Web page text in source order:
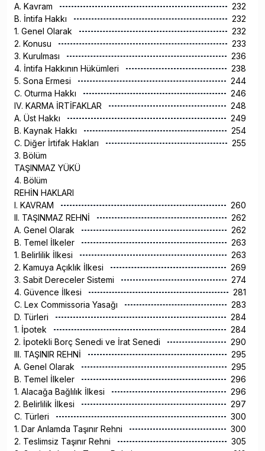
A. Kavram
232
B. İntifa Hakkı
232
1. Genel Olarak
232
2. Konusu
233
3. Kurulması
236
4. İntifa Hakkının Hükümleri
238
5. Sona Ermesi
244
C. Oturma Hakkı
246
IV. KARMA İRTİFAKLAR
248
A. Üst Hakkı
249
B. Kaynak Hakkı
254
C. Diğer İrtifak Hakları
255
3. Bölüm
TAŞINMAZ YÜKÜ
4. Bölüm
REHİN HAKLARI
I. KAVRAM
260
II. TAŞINMAZ REHNİ
262
A. Genel Olarak
262
B. Temel İlkeler
263
1. Belirlilik İlkesi
263
2. Kamuya Açıklık İlkesi
269
3. Sabit Dereceler Sistemi
274
4. Güvence İlkesi
281
C. Lex Commissoria Yasağı
283
D. Türleri
284
1. İpotek
284
2. İpotekli Borç Senedi ve İrat Senedi
290
III. TAŞINIR REHNİ
295
A. Genel Olarak
295
B. Temel İlkeler
296
1. Alacağa Bağlılık İlkesi
296
2. Belirlilik İlkesi
297
C. Türleri
300
1. Dar Anlamda Taşınır Rehni
300
2. Teslimsiz Taşınır Rehni
305